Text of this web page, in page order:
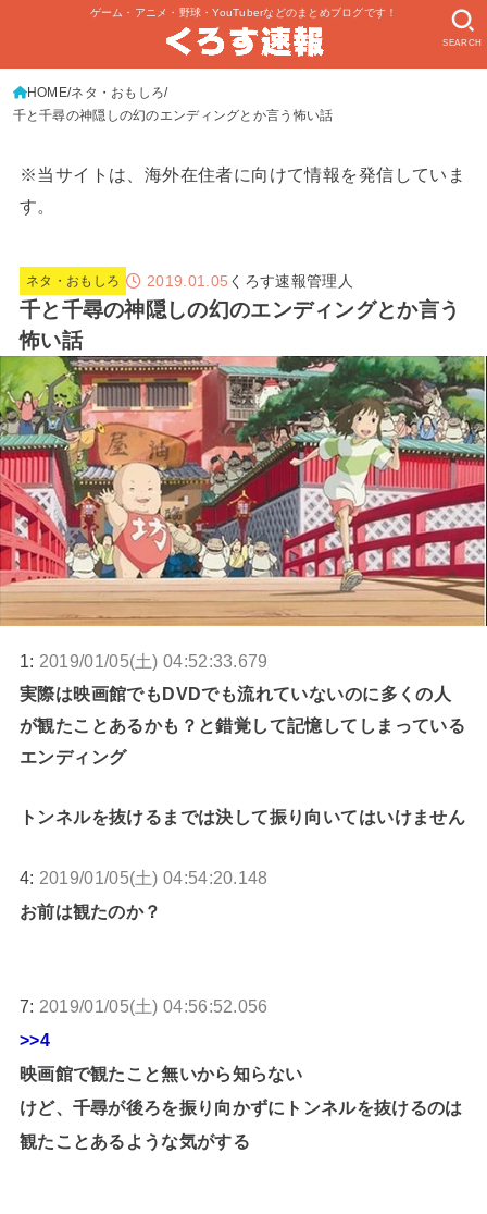
ゲーム・アニメ・野球・YouTuberなどのまとめブログです！
SEARCH
HOME ネタ・おもしろ
千と千尋の神隠しの幻のエンディングとか言う怖い話
※当サイトは、海外在住者に向けて情報を発信していま
す。
ネタ・おもしろ 2019.01.05 くろす速報管理人
千と千尋の神隠しの幻のエンディングとか言う
怖い話
1: 2019/01/05(土) 04:52:33.679
実際は映画館でもDVDでも流れていないのに多くの人
が観たことあるかも？と錯覚して記憶してしまっている
エンディング
トンネルを抜けるまでは決して振り向いてはいけません
4: 2019/01/05(土) 04:54:20.148
お前は観たのか？
7: 2019/01/05(土) 04:56:52.056
>>4
映画館で観たこと無いから知らない
けど、千尋が後ろを振り向かずにトンネルを抜けるのは
観たことあるような気がする